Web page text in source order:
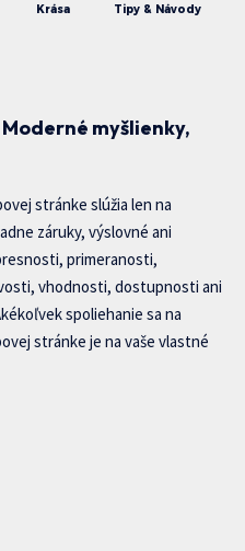
Krása Tipy & Návody
myšlienky,
stránke slúžia len na
záruky, výslovné ani
primeranosti,
vhodnosti, dostupnosti ani
spoliehanie sa na
stránke je na vaše vlastné